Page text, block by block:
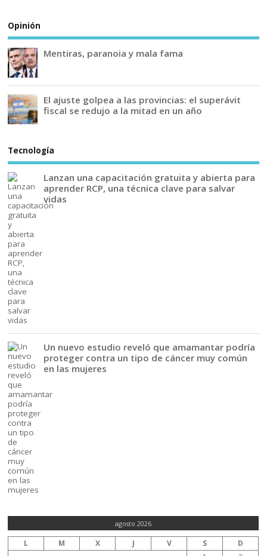
Opinión
Mentiras, paranoia y mala fama
El ajuste golpea a las provincias: el superávit
fiscal se redujo a la mitad en un año
Tecnología
Lanzan una capacitación gratuita y abierta para
aprender RCP, una técnica clave para salvar
vidas
Un nuevo estudio reveló que amamantar podría
proteger contra un tipo de cáncer muy común
en las mujeres
agosto 2026
L M X J V S
D